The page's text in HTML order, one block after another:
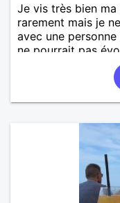
Je vis très bien
rarement mais je
avec une
ne pourrait pas
Je recherche de
vivre sous le